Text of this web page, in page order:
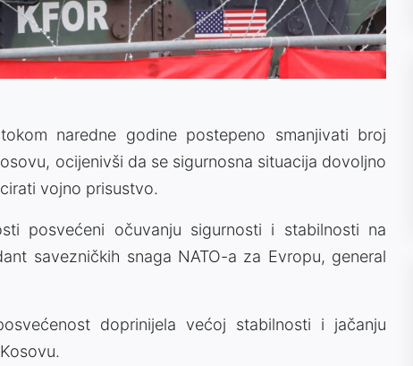
naredne godine postepeno smanjivati broj
ocijenivši da se sigurnosna situacija dovoljno
vojno prisustvo.
posvećeni očuvanju sigurnosti i stabilnosti na
savezničkih snaga NATO-a za Evropu, general
doprinijela većoj stabilnosti i jačanju